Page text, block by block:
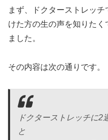
まず、ドクターストレッ
けた方の生の声を知りた
ました。
その内容は次の通りです。
ドクターストレッチに2
と